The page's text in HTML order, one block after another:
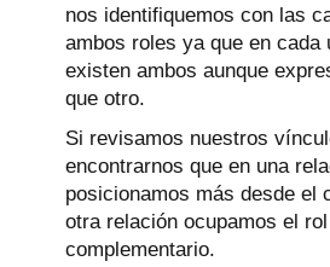
nos identifiquemos con las
ambos roles ya que en cada
existen ambos aunque
que otro.
Si revisamos nuestros
encontrarnos que en una
posicionamos más desde el
otra relación ocupamos el rol
complementario.